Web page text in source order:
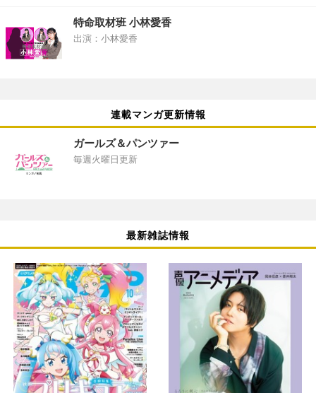
特命取材班 小林愛香
出演：小林愛香
連載マンガ更新情報
ガールズ＆パンツァー
毎週火曜日更新
最新雑誌情報